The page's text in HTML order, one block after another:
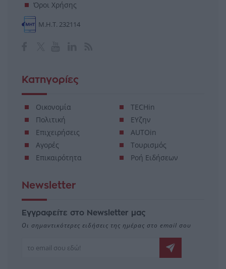
Όροι Χρήσης
Μ.Η.Τ. 232114
Κατηγορίες
Οικονομία
Πολιτική
Επιχειρήσεις
Αγορές
Επικαιρότητα
TECHin
ΕΥζην
AUTOin
Τουρισμός
Ροή Ειδήσεων
Newsletter
Εγγραφείτε στο Newsletter μας
Οι σημαντικότερες ειδήσεις της ημέρας στο email σου